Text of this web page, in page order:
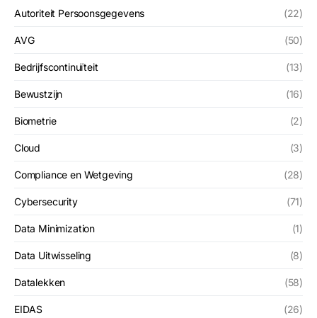
Autoriteit Persoonsgegevens (22)
AVG (50)
Bedrijfscontinuïteit (13)
Bewustzijn (16)
Biometrie (2)
Cloud (3)
Compliance en Wetgeving (28)
Cybersecurity (71)
Data Minimization (1)
Data Uitwisseling (8)
Datalekken (58)
EIDAS (26)